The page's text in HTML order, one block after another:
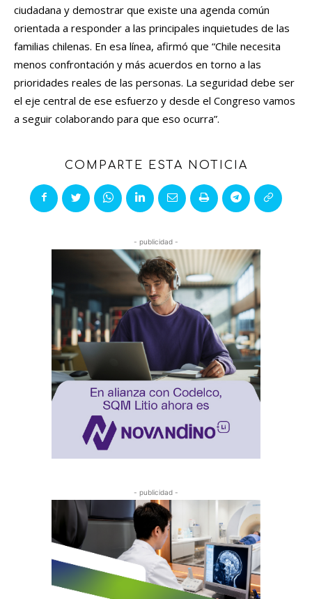
ciudadana y demostrar que existe una agenda común
orientada a responder a las principales inquietudes de las
familias chilenas. En esa línea, afirmó que “Chile necesita
menos confrontación y más acuerdos en torno a las
prioridades reales de las personas. La seguridad debe ser
el eje central de ese esfuerzo y desde el Congreso vamos
a seguir colaborando para que eso ocurra”.
COMPARTE ESTA NOTICIA
- publicidad -
- publicidad -